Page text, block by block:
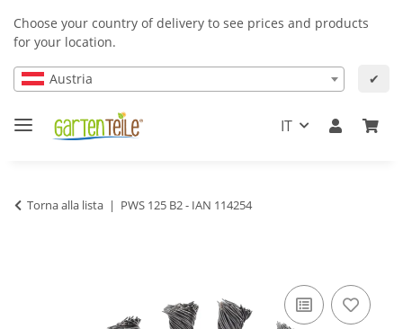
Choose your country of delivery to see prices and products
for your location.
Austria ✔
IT
Torna alla lista PWS 125 B2 - IAN 114254